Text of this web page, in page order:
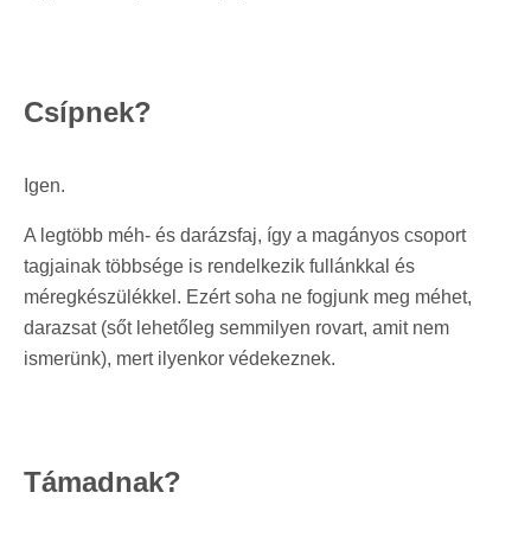
Csípnek?
Igen.
A legtöbb méh- és darázsfaj, így a magányos csoport
tagjainak többsége is rendelkezik fullánkkal és
méregkészülékkel. Ezért soha ne fogjunk meg méhet,
darazsat (sőt lehetőleg semmilyen rovart, amit nem
ismerünk), mert ilyenkor védekeznek.
Támadnak?